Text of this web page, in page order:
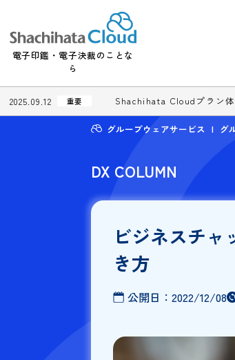
電子印鑑・電子決裁のことな
ら
2025.09.12 Shachihata Cloudプ
DX COLUMN
ビジネス
き方